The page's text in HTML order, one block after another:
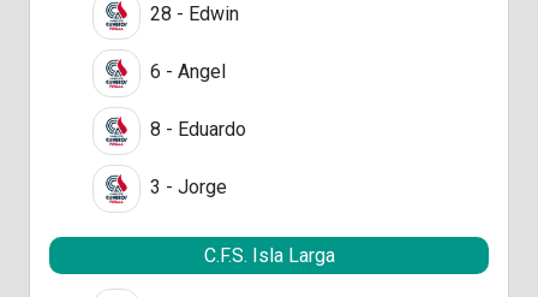
28 - Edwin
6 - Angel
8 - Eduardo
3 - Jorge
C.F.S. Isla Larga